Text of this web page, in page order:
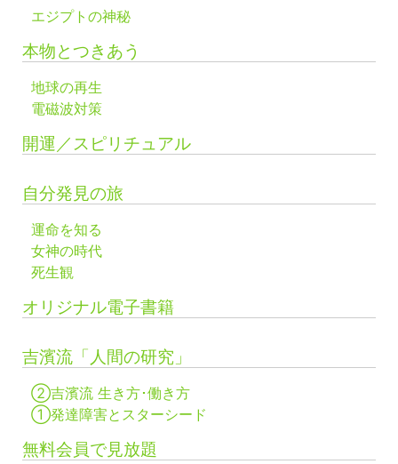
エジプトの神秘
本物とつきあう
地球の再生
電磁波対策
開運／スピリチュアル
自分発見の旅
運命を知る
女神の時代
死生観
オリジナル電子書籍
吉濱流「人間の研究」
②吉濱流 生き方･働き方
①発達障害とスターシード
無料会員で見放題